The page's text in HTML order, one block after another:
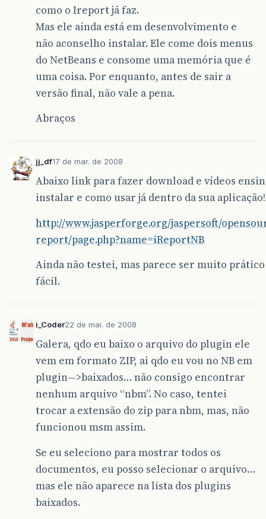
como o Ireport já faz.
Mas ele ainda está em desenvolvimento e
não aconselho instalar. Ele come dois menus
do NetBeans e consome uma memória que é
uma coisa. Por enquanto, antes de sair a
versão final, não vale a pena.
Abraços
jj_df17 de mar. de 2008
Abaixo link para fazer download e vídeos
instalar e como usar já dentro da sua aplicação!
http://www.jasperforge.org/jaspersoft/
report/page.php?name=iReportNB
Ainda não testei, mas parece ser muito
fácil.
i_Coder22 de mai. de 2008
Galera, qdo eu baixo o arquivo do plugin ele
vem em formato ZIP, ai qdo eu vou no NB em
plugin—>baixados… não consigo encontrar
nenhum arquivo “nbm”. No caso, tentei
trocar a extensão do zip para nbm, mas, não
funcionou msm assim.
Se eu seleciono para mostrar todos os
documentos, eu posso selecionar o arquivo…
mas ele não aparece na lista dos plugins
baixados.